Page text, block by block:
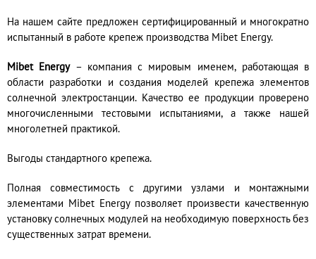
На нашем сайте предложен сертифицированный и многократно
испытанный в работе крепеж производства Mibet Energy.
Mibet Energy– компания с мировым именем, работающая в
области разработки и создания моделей крепежа элементов
солнечной электростанции. Качество ее продукции проверено
многочисленными тестовыми испытаниями, а также нашей
многолетней практикой.
Выгоды стандартного крепежа.
Полная совместимость с другими узлами и монтажными
элементами Mibet Energy позволяет произвести качественную
установку солнечных модулей на необходимую поверхность без
существенных затрат времени.